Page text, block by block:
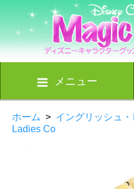
メニュー
ホーム > イングリッシュ
Ladies Co